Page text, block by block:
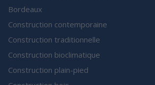
Bordeaux
Construction contemporaine
Construction traditionnelle
Construction bioclimatique
Construction plain-pied